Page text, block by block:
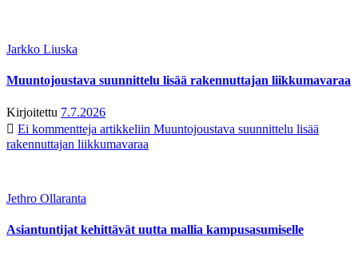
Jarkko Liuska
Muuntojoustava suunnittelu lisää rakennuttajan liikkumavaraa
Kirjoitettu 7.7.2026
Ei kommentteja artikkeliin Muuntojoustava suunnittelu lisää
rakennuttajan liikkumavaraa
Jethro Ollaranta
Asiantuntijat kehittävät uutta mallia kampusasumiselle